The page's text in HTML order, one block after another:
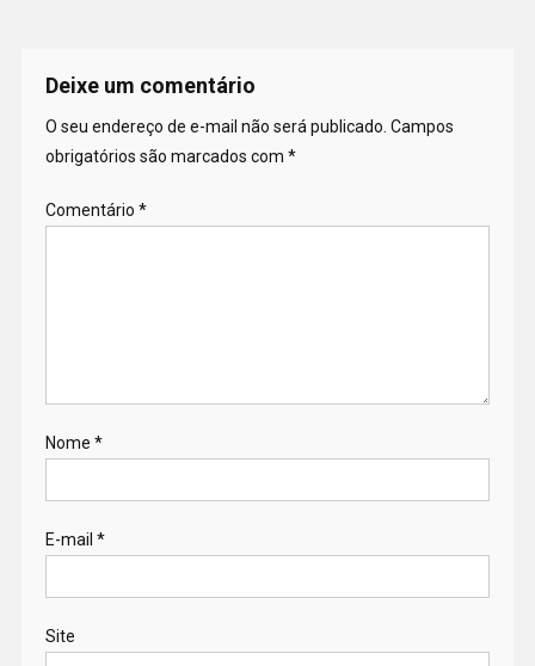
Deixe um comentário
O seu endereço de e-mail não será publicado. Campos
obrigatórios são marcados com *
Comentário *
Nome *
E-mail *
Site